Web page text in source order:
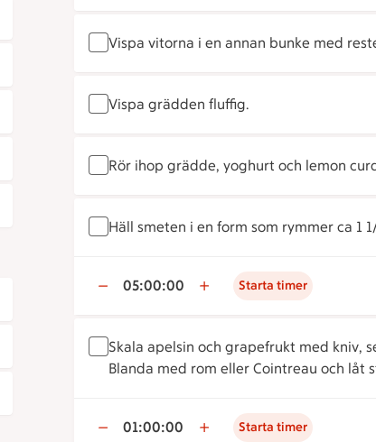
Vispa vitorna i en annan bunke med
Vispa grädden fluffig.
Rör ihop grädde, yoghurt och lemon
Häll smeten i en form som rymmer ca 1
05:00:00 Starta timer
Skala apelsin och grapefrukt med kniv,
Blanda med rom eller Cointreau och låt
01:00:00 Starta timer